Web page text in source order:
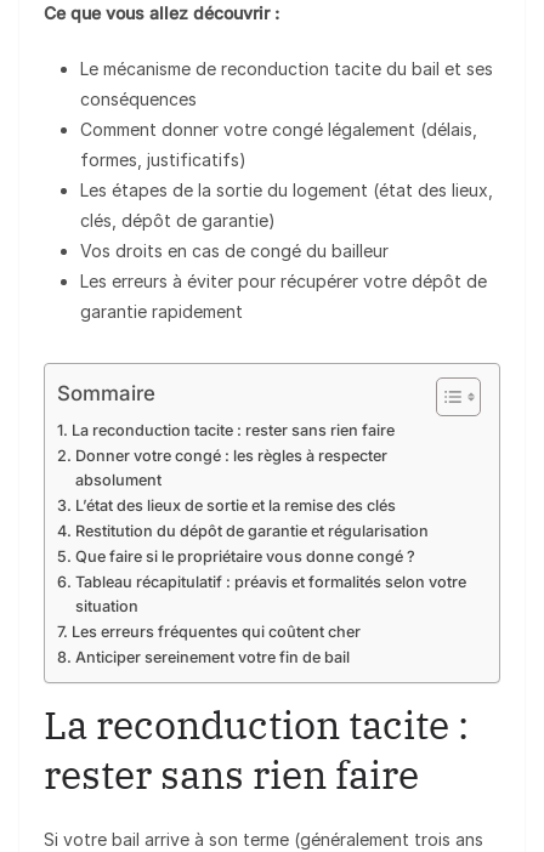
Ce que vous allez découvrir :
Le mécanisme de reconduction tacite du bail et ses
conséquences
Comment donner votre congé légalement (délais,
formes, justificatifs)
Les étapes de la sortie du logement (état des lieux,
clés, dépôt de garantie)
Vos droits en cas de congé du bailleur
Les erreurs à éviter pour récupérer votre dépôt de
garantie rapidement
Sommaire
La reconduction tacite : rester sans rien faire
Donner votre congé : les règles à respecter
absolument
L’état des lieux de sortie et la remise des clés
Restitution du dépôt de garantie et régularisation
Que faire si le propriétaire vous donne congé ?
Tableau récapitulatif : préavis et formalités selon votre
situation
Les erreurs fréquentes qui coûtent cher
Anticiper sereinement votre fin de bail
La reconduction tacite :
rester sans rien faire
Si votre bail arrive à son terme (généralement trois ans